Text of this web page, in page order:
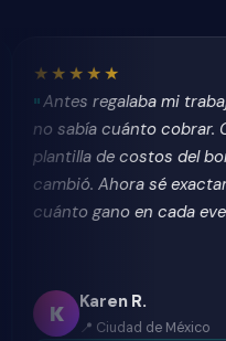
regalaba mi trabajo porque
cuánto cobrar. Con la
de costos del bono todo
Ahora sé exactamente
gano en cada evento.
Karen R.
📍 Ciudad de México